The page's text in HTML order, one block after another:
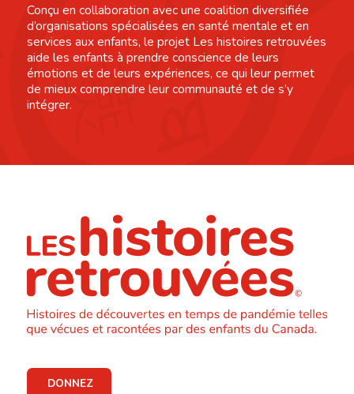
Conçu en collaboration avec une coalition diversifiée
d’organisations spécialisées en santé mentale et en
services aux enfants, le projet Les histoires retrouvées
aide les enfants à prendre conscience de leurs
émotions et de leurs expériences, ce qui leur permet
de mieux comprendre leur communauté et de s’y
intégrer.
DONNEZ